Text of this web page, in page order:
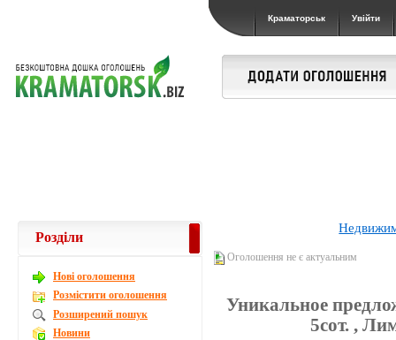
Краматорськ Увійти
Оголошення не є актуальним
Уникальное
5сот. ,
Розділи
Новi оголошення
Розмістити оголошення
Розширений пошук
Новини